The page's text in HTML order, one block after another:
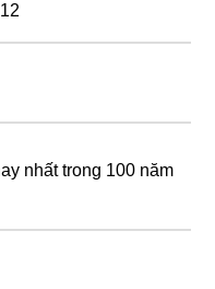
nhất trong 100 năm